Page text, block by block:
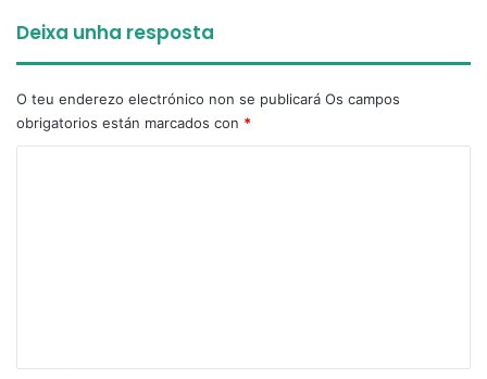
Deixa unha resposta
O teu enderezo electrónico non se publicará Os campos
obrigatorios están marcados con *